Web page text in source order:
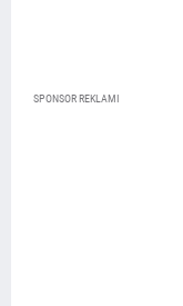
SPONSOR REKLAMI